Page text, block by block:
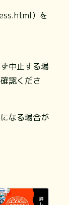
）を
中止する場
認くださ
なる場合が